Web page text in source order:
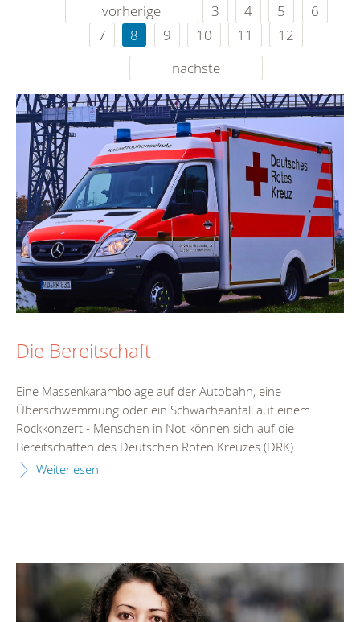
vorherige 3 4 5
6
7
8 9 10 11
12
nächste
Die Bereitschaft
Eine Massenkarambolage auf der Autobahn, eine
Überschwemmung oder ein Schwächeanfall auf einem
Rockkonzert - Menschen in Not können sich auf die
Bereitschaften des Deutschen Roten Kreuzes (DRK)...
Weiterlesen